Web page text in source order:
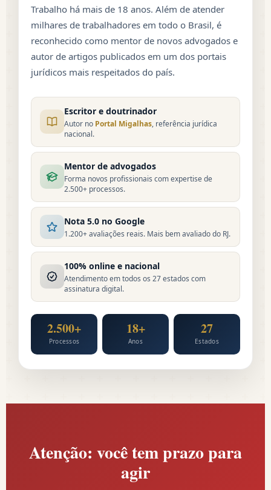
Trabalho há mais de 18 anos. Além de atender
milhares de trabalhadores em todo o Brasil, é
reconhecido como mentor de novos advogados e
autor de artigos publicados em um dos portais
jurídicos mais respeitados do país.
Escritor e doutrinador
Autor no Portal Migalhas, referência jurídica
nacional.
Mentor de advogados
Forma novos profissionais com expertise de
2.500+ processos.
Nota 5.0 no Google
1.200+ avaliações reais. Mais bem avaliado do RJ.
100% online e nacional
Atendimento em todos os 27 estados com
assinatura digital.
2.500+
Processos
18+
Anos
27
Estados
Atenção: você tem prazo para
agir